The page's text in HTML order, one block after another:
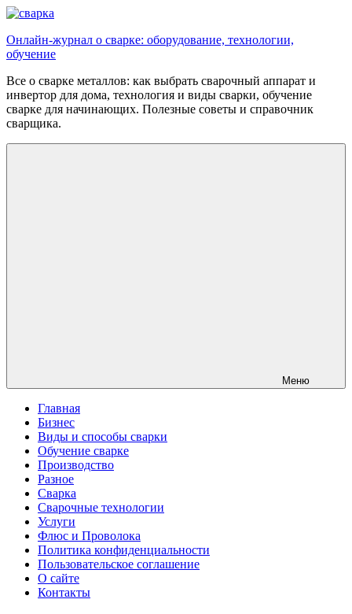
Перейти
содержимому
Онлайн-журнал о сварке: оборудование, технологии,
обучение
Все о сварке металлов: как выбрать сварочный аппарат и
инвертор для дома, технология и виды сварки, обучение
сварке для начинающих. Полезные советы и справочник
сварщика.
Меню
Главная
Бизнес
Виды и способы сварки
Обучение сварке
Производство
Разное
Сварка
Сварочные технологии
Услуги
Флюс и Проволока
Политика конфиденциальности
Пользовательское соглашение
О сайте
Контакты